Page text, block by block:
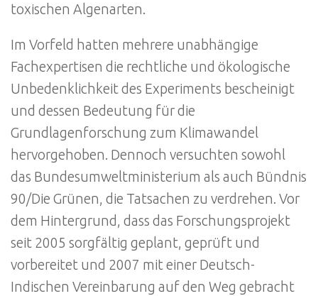
toxischen Algenarten.
Im Vorfeld hatten mehrere unabhängige
Fachexpertisen die rechtliche und ökologische
Unbedenklichkeit des Experiments bescheinigt
und dessen Bedeutung für die
Grundlagenforschung zum Klimawandel
hervorgehoben. Dennoch versuchten sowohl
das Bundesumweltministerium als auch Bündnis
90/Die Grünen, die Tatsachen zu verdrehen. Vor
dem Hintergrund, dass das Forschungsprojekt
seit 2005 sorgfältig geplant, geprüft und
vorbereitet und 2007 mit einer Deutsch-
Indischen Vereinbarung auf den Weg gebracht